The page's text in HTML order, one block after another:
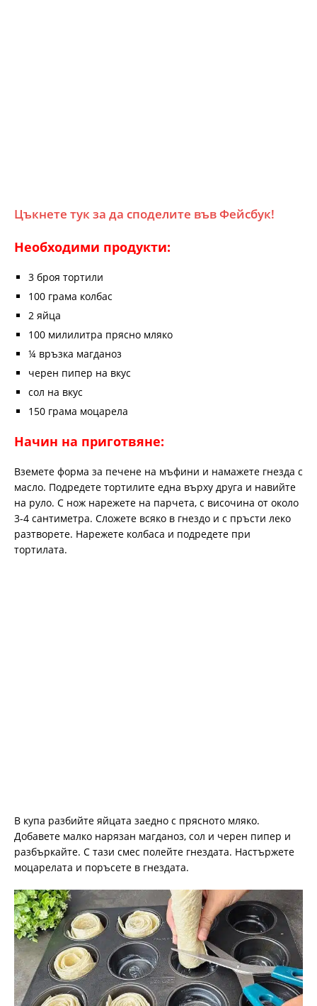
Цъкнете тук за да споделите във Фейсбук!
Необходими продукти:
3 броя тортили
100 грама колбас
2 яйца
100 милилитра прясно мляко
¼ връзка магданоз
черен пипер на вкус
сол на вкус
150 грама моцарела
Начин на приготвяне:
Вземете форма за печене на мъфини и намажете гнезда с
масло. Подредете тортилите една върху друга и навийте
на руло. С нож нарежете на парчета, с височина от около
3-4 сантиметра. Сложете всяко в гнездо и с пръсти леко
разтворете. Нарежете колбаса и подредете при
тортилата.
В купа разбийте яйцата заедно с прясното мляко.
Добавете малко нарязан магданоз, сол и черен пипер и
разбъркайте. С тази смес полейте гнездата. Настържете
моцарелата и поръсете в гнездата.